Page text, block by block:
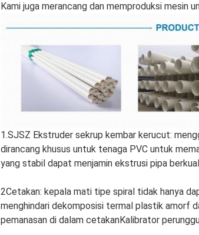
Kami juga merancang dan memproduksi mesin
1.SJSZ Ekstruder sekrup kembar kerucut:
dirancang khusus untuk tenaga PVC untuk
yang stabil dapat menjamin ekstrusi pipa
2Cetakan: kepala mati tipe spiral tidak hanya
menghindari dekomposisi termal plastik amorf
pemanasan di dalam cetakanKalibrator